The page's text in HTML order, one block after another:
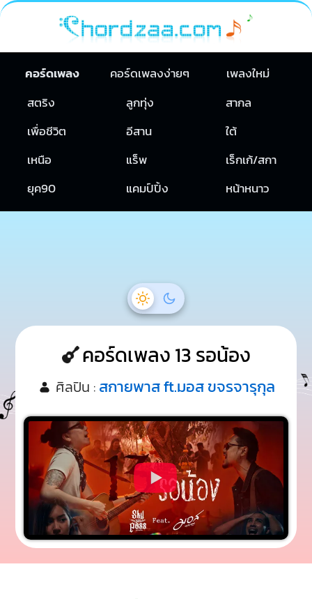
คอร์ดเพลง คอร์ดเพลงง่ายๆ
เพลงใหม่
สตริง
ลูกทุ่ง
สากล
เพื่อชีวิต
อีสาน
ใต้
เหนือ
แร็พ
เร็กเก้/สกา
ยุค90
แคมป์ปิ้ง หน้าหนาว
คอร์ดเพลง 13 รอน้อง
ศิลปิน : สกายพาส ft.มอส ขจรจารุกุล